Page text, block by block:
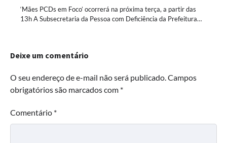
‘Mães PCDs em Foco’ ocorrerá na próxima terça, a partir das
13h A Subsecretaria da Pessoa com Deficiência da Prefeitura…
Deixe um comentário
O seu endereço de e-mail não será publicado.Campos
obrigatórios são marcados com *
Comentário *